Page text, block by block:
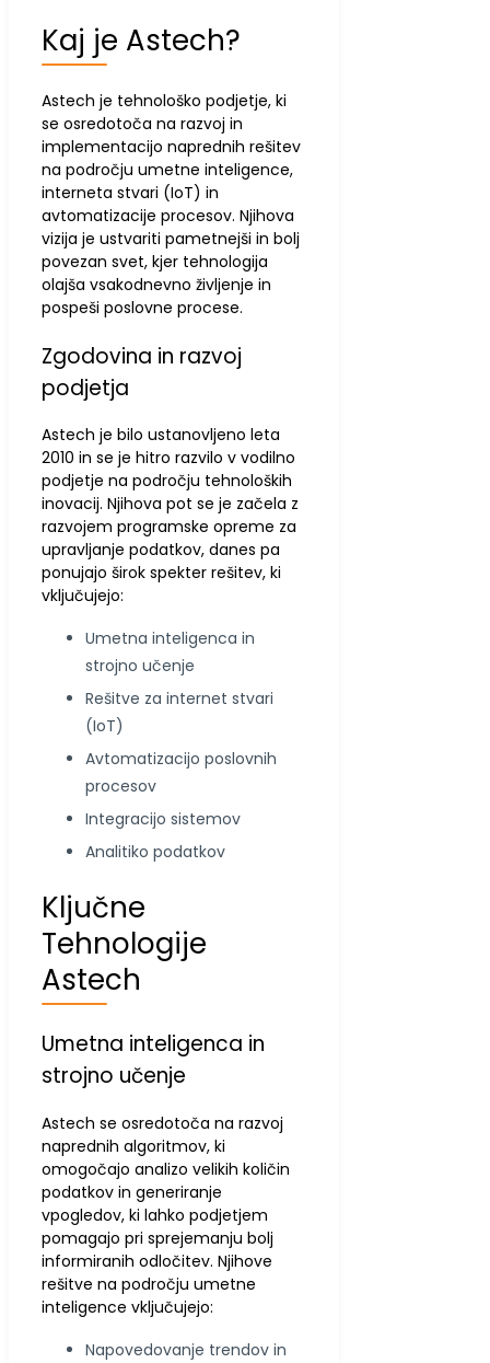
Kaj je Astech?
Astech je tehnološko podjetje, ki
se osredotoča na razvoj in
implementacijo naprednih rešitev
na področju umetne inteligence,
interneta stvari (IoT) in
avtomatizacije procesov. Njihova
vizija je ustvariti pametnejši in bolj
povezan svet, kjer tehnologija
olajša vsakodnevno življenje in
pospeši poslovne procese.
Zgodovina in razvoj
podjetja
Astech je bilo ustanovljeno leta
2010 in se je hitro razvilo v vodilno
podjetje na področju tehnoloških
inovacij. Njihova pot se je začela z
razvojem programske opreme za
upravljanje podatkov, danes pa
ponujajo širok spekter rešitev, ki
vključujejo:
Umetna inteligenca in
strojno učenje
Rešitve za internet stvari
(IoT)
Avtomatizacijo poslovnih
procesov
Integracijo sistemov
Analitiko podatkov
Ključne
Tehnologije
Astech
Umetna inteligenca in
strojno učenje
Astech se osredotoča na razvoj
naprednih algoritmov, ki
omogočajo analizo velikih količin
podatkov in generiranje
vpogledov, ki lahko podjetjem
pomagajo pri sprejemanju bolj
informiranih odločitev. Njihove
rešitve na področju umetne
inteligence vključujejo:
Napovedovanje trendov in